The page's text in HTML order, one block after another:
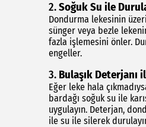
2.Soğuk Su ile
Dondurma lekesinin
sünger veya bezle
fazla işlemesini önler.
engeller.
3. Bulaşık Deterjanı
Eğer leke hala
bardağı soğuk su ile
uygulayın. Deterjan,
ile su ile silerek